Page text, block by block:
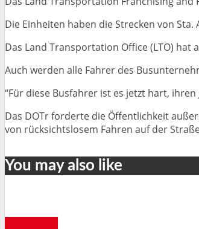
Die Einheiten haben die Strecken von Sta.
Das Land Transportation Office (LTO)
Auch werden alle Fahrer des
“Für diese Busfahrer ist es jetzt hart,
Das DOTr forderte die Öffentlichkeit
von rücksichtslosem Fahren auf der
You may also like